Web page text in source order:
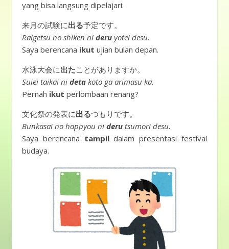
yang bisa langsung dipelajari:
来月の試験に出る予定です。
Raigetsu no shiken ni deru yotei desu.
Saya berencana ikut ujian bulan depan.
水泳大会に出たことがありますか。
Suiei taikai ni deta koto ga arimasu ka.
Pernah ikut perlombaan renang?
文化祭の発表に出るつもりです。
Bunkasai no happyou ni deru tsumori desu.
Saya berencana tampildalam presentasi festival
budaya.